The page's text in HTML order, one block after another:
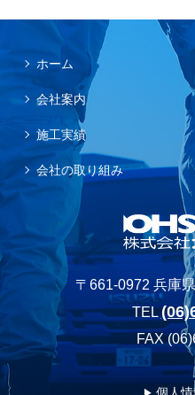
ホーム
会社案内
施工実績
会社の取り組み
〒661-0972 兵庫
TEL
FAX